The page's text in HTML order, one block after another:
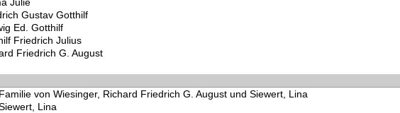
Gustav Gotthilf
Ed. Gotthilf
Friedrich Julius
Friedrich G. August
Familie von Wiesinger, Richard Friedrich G. August und Siewert, Lina
Lina